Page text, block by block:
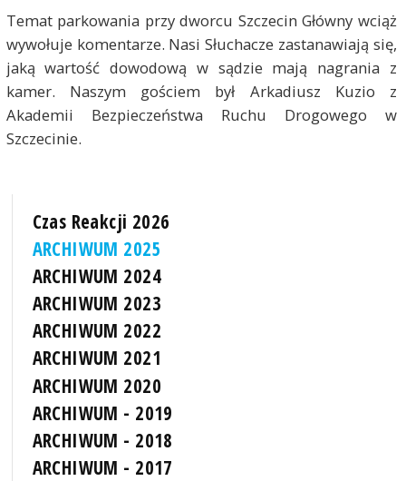
Temat parkowania przy dworcu Szczecin Główny wciąż
wywołuje komentarze. Nasi Słuchacze zastanawiają się,
jaką wartość dowodową w sądzie mają nagrania z
kamer. Naszym gościem był Arkadiusz Kuzio z
Akademii Bezpieczeństwa Ruchu Drogowego w
Szczecinie.
Czas Reakcji 2026
ARCHIWUM 2025
ARCHIWUM 2024
ARCHIWUM 2023
ARCHIWUM 2022
ARCHIWUM 2021
ARCHIWUM 2020
ARCHIWUM - 2019
ARCHIWUM - 2018
ARCHIWUM - 2017